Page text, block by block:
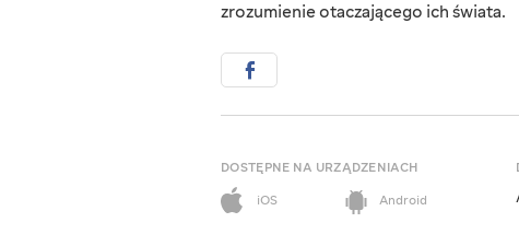
zrozumienie otaczającego ich świata.
DOSTĘPNE NA URZĄDZENIACH
iOS
Android